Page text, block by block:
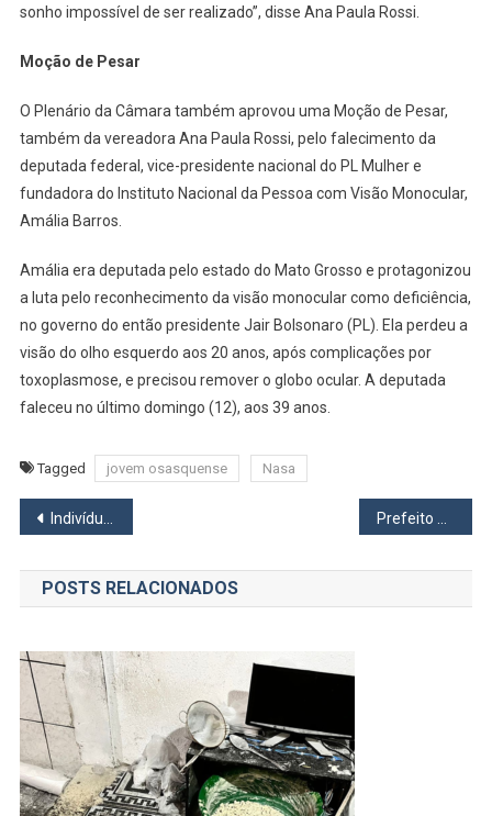
sonho impossível de ser realizado”, disse Ana Paula Rossi.
Moção de Pesar
O Plenário da Câmara também aprovou uma Moção de Pesar,
também da vereadora Ana Paula Rossi, pelo falecimento da
deputada federal, vice-presidente nacional do PL Mulher e
fundadora do Instituto Nacional da Pessoa com Visão Monocular,
Amália Barros.
Amália era deputada pelo estado do Mato Grosso e protagonizou
a luta pelo reconhecimento da visão monocular como deficiência,
no governo do então presidente Jair Bolsonaro (PL). Ela perdeu a
visão do olho esquerdo aos 20 anos, após complicações por
toxoplasmose, e precisou remover o globo ocular. A deputada
faleceu no último domingo (12), aos 39 anos.
Tagged jovem osasquense Nasa
Navegação
de
Post
Indivíduo armado invade escola em Carapicuíba
POSTS RELACIONADOS